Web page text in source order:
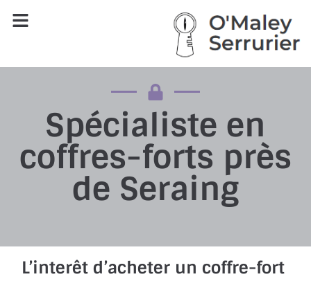
Spécialiste en
coffres-forts près
de Seraing
L’interêt d’acheter un coffre-fort